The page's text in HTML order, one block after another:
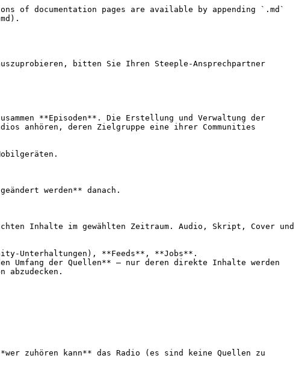
of documentation pages are available by appending `.md`
bitten Sie Ihren Steeple-Ansprechpartner
**Episoden**. Die Erstellung und Verwaltung der
anhören, deren Zielgruppe eine ihrer Communities
werden** danach.
Inhalte im gewählten Zeitraum. Audio, Skript, Cover und
Unterhaltungen), **Feeds**, **Jobs**.
Umfang der Quellen** — nur deren direkte Inhalte werden
abzudecken.
zuhören kann** das Radio (es sind keine Quellen zu